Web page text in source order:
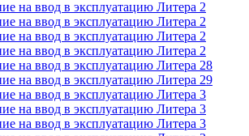
на ввод в эксплуатацию Литера 2
на ввод в эксплуатацию Литера 2
на ввод в эксплуатацию Литера 2
на ввод в эксплуатацию Литера 2
на ввод в эксплуатацию Литера 28
на ввод в эксплуатацию Литера 29
на ввод в эксплуатацию Литера 3
на ввод в эксплуатацию Литера 3
на ввод в эксплуатацию Литера 3